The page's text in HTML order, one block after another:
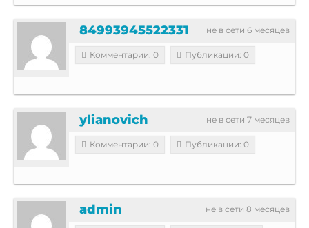
не в сети 6 месяцев
84993945522331
Комментарии: 0 Публикации: 0
не в сети 7 месяцев
ylianovich
Комментарии: 0 Публикации: 0
не в сети 8 месяцев
admin